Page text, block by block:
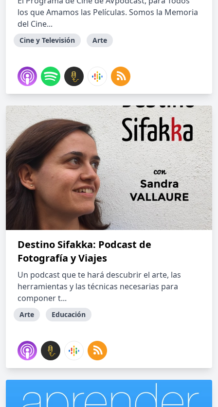
los que Amamos las Películas. Somos la Memoria
del Cine...
Cine y Televisión Arte
Destino Sifakka: Podcast de
Fotografía y Viajes
Un podcast que te hará descubrir el arte, las
herramientas y las técnicas necesarias para
componer t...
Arte Educación